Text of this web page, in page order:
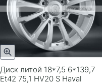
Диск литой 18*7,5 6*139,7
Et42 75,1 HV20 S Haval